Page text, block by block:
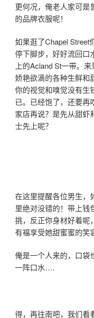
更何况，俺老人家可是
的品牌衣服呢！
如果逛了Chapel Street
停下脚步，好好流回口
上的Acland St一带。
娇艳欲滴的各种生鲜和
你的视觉和嗅觉没有生
已。已经饱了，还要再
家店再说？是先从甜虾
士先上呢？
在这里提醒各位男生，
里绝对没错的！带上钱
挑，反正你身材好着呢
有福享受她甜蜜蜜的笑
俺是一个人来的，口袋
一阵口水….
得，再往南吧，我们看